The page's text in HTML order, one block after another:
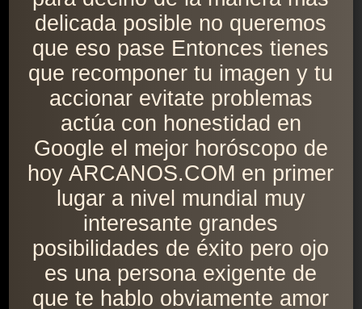
delicada posible no queremos
que eso pase Entonces tienes
que recomponer tu imagen y tu
accionar evitate problemas
actúa con honestidad en
Google el mejor horóscopo de
hoy ARCANOS.COM en primer
lugar a nivel mundial muy
interesante grandes
posibilidades de éxito pero ojo
es una persona exigente de
que te hablo obviamente amor